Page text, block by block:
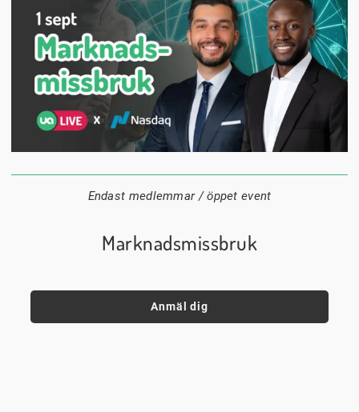
1 september
18:00
Digitalt
Endast medlemmar / öppet event
Marknadsmissbruk
Anmäl dig